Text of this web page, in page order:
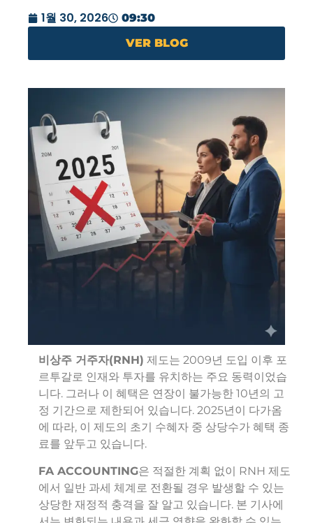
1월 30, 2026
09:30
VER BLOG
비상주 거주자(RNH) 제도는 2009년 도입 이후 포
르투갈로 인재와 투자를 유치하는 주요 동력이었습
니다. 그러나 이 혜택은 연장이 불가능한 10년의 고
정 기간으로 제한되어 있습니다. 2025년이 다가옴
에 따라, 이 제도의 초기 수혜자 중 상당수가 혜택 종
료를 앞두고 있습니다.
FA ACCOUNTING은 적절한 계획 없이 RNH 제도
에서 일반 과세 체계로 전환될 경우 발생할 수 있는
상당한 재정적 충격을 잘 알고 있습니다. 본 기사에